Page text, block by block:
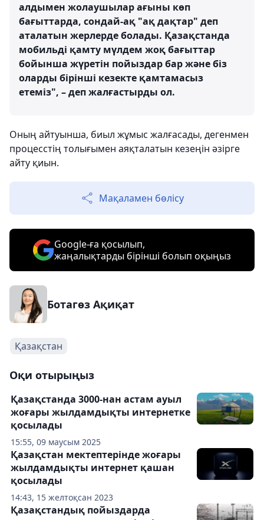
алдымен жолаушылар ағыны көп
бағыттарда, сондай-ақ "ақ дақтар" деп
аталатын жерлерде болады. Қазақстанда
мобильді қамту мүлдем жоқ бағыттар
бойынша жүретін пойыздар бар және біз
оларды бірінші кезекте қамтамасыз
етеміз", – деп жалғастырды ол.
Оның айтуынша, биыл жұмыс жалғасады, дегенмен
процесстің толығымен аяқталатын кезеңін әзірге
айту қиын.
Мақаламен бөлісу
Google-ға қосылып,
жаңалықтарды бірінші болып оқыңыз
Ботагөз Ақиқат
Қазақстан
Оқи отырыңыз
15:55, 09 маусым 2025
Қазақстанда 3000-нан астам ауыл
жоғары жылдамдықты интернетке
қосылады
14:43, 15 желтоқсан 2023
Қазақстан мектептерінде жоғары
жылдамдықты интернет қашан
қосылады
Қазақстандық пойыздарда